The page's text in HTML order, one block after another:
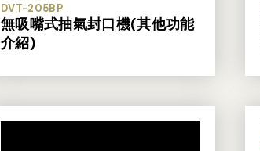
DVT-205BP
無吸嘴式抽氣封口機(其他功能
介紹)